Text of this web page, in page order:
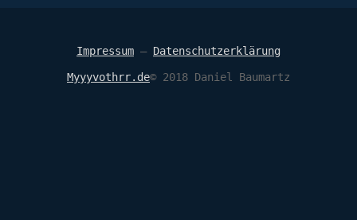
Impressum — Datenschutzerklärung
Myyyvothrr.de© 2018 Daniel Baumartz